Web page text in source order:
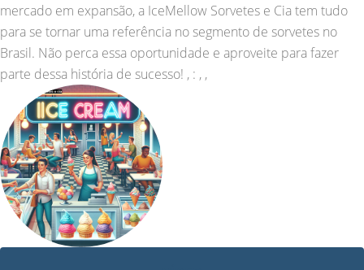
mercado em expansão, a IceMellow Sorvetes e Cia tem tudo
para se tornar uma referência no segmento de sorvetes no
Brasil. Não perca essa oportunidade e aproveite para fazer
parte dessa história de sucesso! , : , ,